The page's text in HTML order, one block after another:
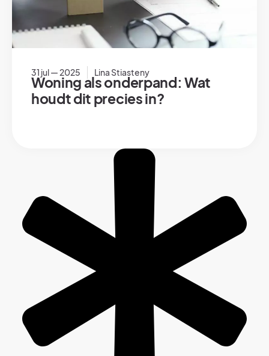
31 jul — 2025 Lina Stiasteny
Woning als onderpand: Wat
houdt dit precies in?